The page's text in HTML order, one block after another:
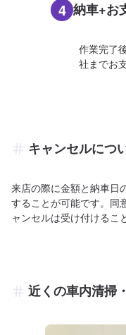
4 納車+お
作業完了
社までお
キャンセルにつ
来店の際に金額と納車日
することが可能です。同
ャンセルは受け付けるこ
近くの車内清掃